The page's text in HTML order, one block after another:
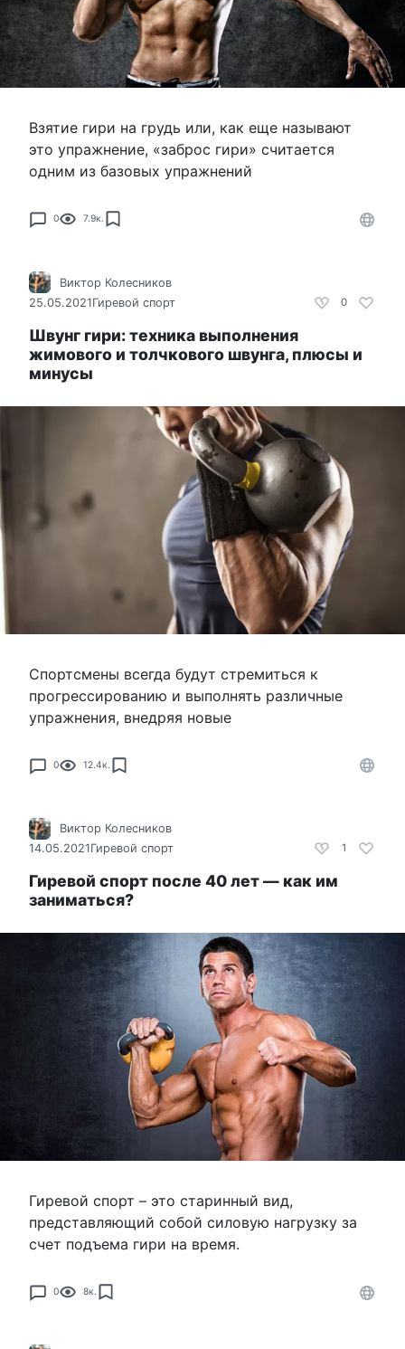
Взятие гири на грудь или, как еще называют
это упражнение, «заброс гири» считается
одним из базовых упражнений
0 7.9к.
0
Виктор Колесников
25.05.2021Гиревой спорт
Швунг гири: техника выполнения
жимового и толчкового швунга, плюсы и
минусы
Спортсмены всегда будут стремиться к
прогрессированию и выполнять различные
упражнения, внедряя новые
0 12.4к.
1
Виктор Колесников
14.05.2021Гиревой спорт
Гиревой спорт после 40 лет — как им
заниматься?
Гиревой спорт – это старинный вид,
представляющий собой силовую нагрузку за
счет подъема гири на время.
0 8к.